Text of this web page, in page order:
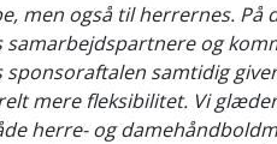
men også til herrernes. På
samarbejdspartnere og
sponsoraftalen samtidig
mere fleksibilitet. Vi
herre- og